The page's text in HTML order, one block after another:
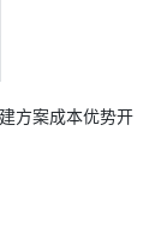
方案成本优势开